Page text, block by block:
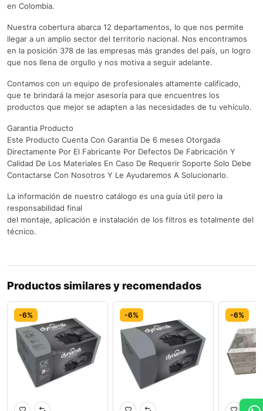
en Colombia.
Nuestra cobertura abarca 12 departamentos, lo que nos permite
llegar a un amplio sector del territorio nacional. Nos encontramos
en la posición 378 de las empresas más grandes del país, un logro
que nos llena de orgullo y nos motiva a seguir adelante.
Contamos con un equipo de profesionales altamente calificado,
que te brindará la mejor asesoría para que encuentres los
productos que mejor se adapten a las necesidades de tu vehículo.
Garantia Producto
Este Producto Cuenta Con Garantia De 6 meses Otorgada
Directamente Por El Fabricante Por Defectos De Fabricación Y
Calidad De Los Materiales En Caso De Requerir Soporte Solo Debe
Contactarse Con Nosotros Y Le Ayudaremos A Solucionarlo.
La información de nuestro catálogo es una guía útil pero la
responsabilidad final
del montaje, aplicación e instalación de los filtros es totalmente del
técnico.
Productos similares y recomendados
-6% -6% -6%